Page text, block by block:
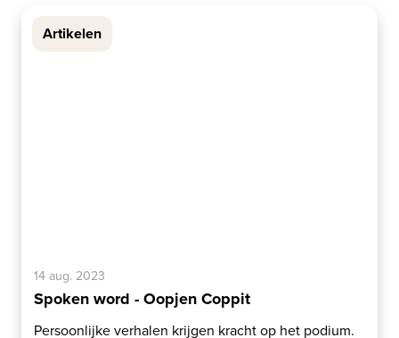
Artikelen
14 aug. 2023
Spoken word - Oopjen Coppit
Persoonlijke verhalen krijgen kracht op het podium.